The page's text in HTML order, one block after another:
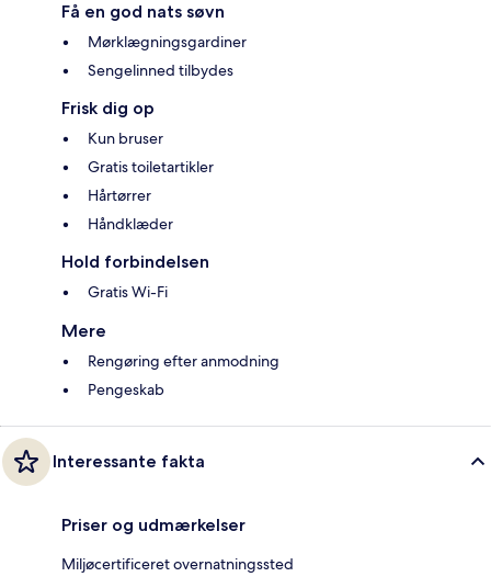
Få en god nats søvn
Mørklægningsgardiner
Sengelinned tilbydes
Frisk dig op
Kun bruser
Gratis toiletartikler
Hårtørrer
Håndklæder
Hold forbindelsen
Gratis Wi-Fi
Mere
Rengøring efter anmodning
Pengeskab
Interessante fakta
Priser og udmærkelser
Miljøcertificeret overnatningssted